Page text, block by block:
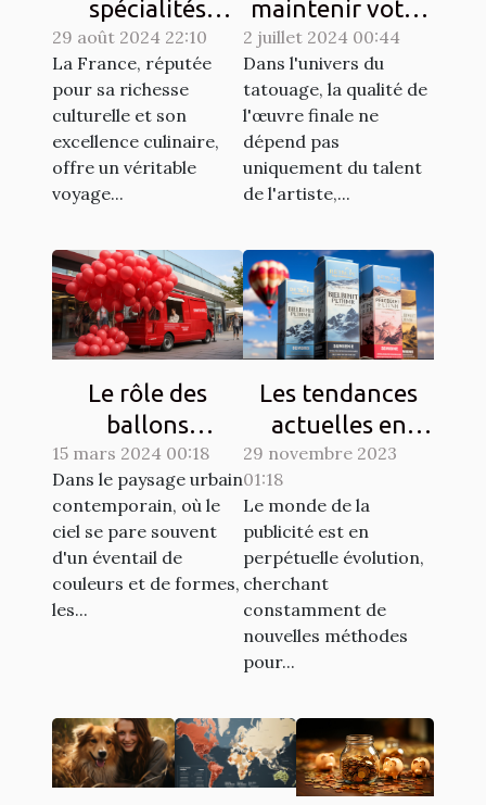
spécialités
culinaires
régionales et
leur histoire
29 août 2024 22:10
La France, réputée
pour sa richesse
culturelle et son
excellence culinaire,
offre un véritable
voyage...
maintenir votre
matériel de
tatouage en
parfait état
2 juillet 2024 00:44
Dans l'univers du
tatouage, la qualité de
l'œuvre finale ne
dépend pas
uniquement du talent
de l'artiste,...
Le rôle des
ballons
publicitaires
dans les
campagnes de
sensibilisation
15 mars 2024 00:18
Dans le paysage urbain
contemporain, où le
ciel se pare souvent
d'un éventail de
couleurs et de formes,
les...
Les tendances
actuelles en
matière de
ballons
publicitaires
hélium
29 novembre 2023
01:18
Le monde de la
publicité est en
perpétuelle évolution,
cherchant
constamment de
nouvelles méthodes
pour...